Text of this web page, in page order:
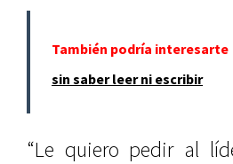
También podría interesarte
sin saber leer ni escribir
“Le quiero pedir al